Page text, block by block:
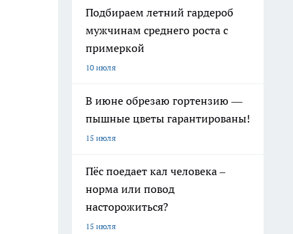
Подбираем летний гардероб
мужчинам среднего роста с
примеркой
10 июля
В июне обрезаю гортензию —
пышные цветы гарантированы!
15 июля
Пёс поедает кал человека –
норма или повод
насторожиться?
15 июля